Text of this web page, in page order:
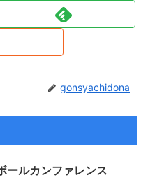
gonsyachidona
ールカンファレンス